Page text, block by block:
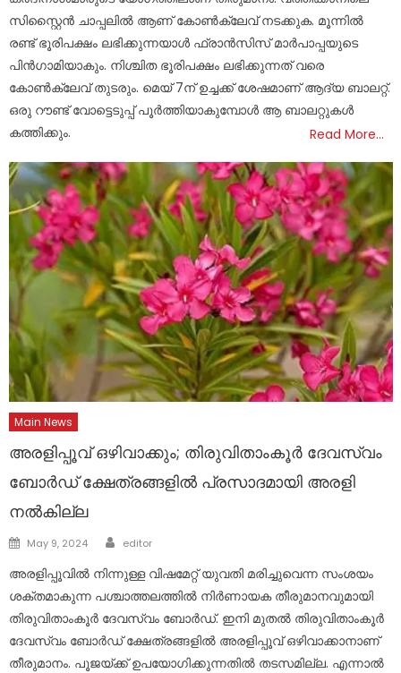
സിസ്റ്റൈന്‍ ചാപ്പലില്‍ ആണ് കോണ്‍ക്ലേവ് നടക്കുക. മൂന്നിൽ
രണ്ട് ഭൂരിപക്ഷം ലഭിക്കുന്നയാള്‍ ഫ്രാന്‍സിസ് മാര്‍പാപ്പയുടെ
പിന്‍ഗാമിയാകും. നിശ്ചിത ഭൂരിപക്ഷം ലഭിക്കുന്നത് വരെ
കോണ്‍ക്ലേവ് തുടരും. മെയ് 7ന് ഉച്ചക്ക് ശേഷമാണ് ആദ്യ ബാലറ്റ്.
ഒരു റൗണ്ട് വോട്ടെടുപ്പ് പൂര്‍ത്തിയാകുമ്പോള്‍ ആ ബാലറ്റുകള്‍
കത്തിക്കും.
Read More…
Main News
അരളിപ്പൂവ് ഒഴിവാക്കും; തിരുവിതാംകൂര്‍ ദേവസ്വം
ബോര്‍ഡ് ക്ഷേത്രങ്ങളില്‍ പ്രസാദമായി അരളി
നല്‍കില്ല
Posted
May 9, 2024 Author
editor
അരളിപ്പൂവില്‍ നിന്നുള്ള വിഷമേറ്റ് യുവതി മരിച്ചുവെന്ന സംശയം
ശക്തമാകുന്ന പശ്ചാത്തലത്തില്‍ നിര്‍ണായക തീരുമാനവുമായി
തിരുവിതാംകൂര്‍ ദേവസ്വം ബോര്‍ഡ്. ഇനി മുതല്‍ തിരുവിതാംകൂര്‍
ദേവസ്വം ബോര്‍ഡ് ക്ഷേത്രങ്ങളില്‍ അരളിപ്പൂവ് ഒഴിവാക്കാനാണ്
തീരുമാനം. പൂജയ്ക്ക് ഉപയോഗിക്കുന്നതില്‍ തടസമില്ല. എന്നാല്‍